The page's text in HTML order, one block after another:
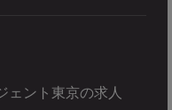
ェント東京の求人